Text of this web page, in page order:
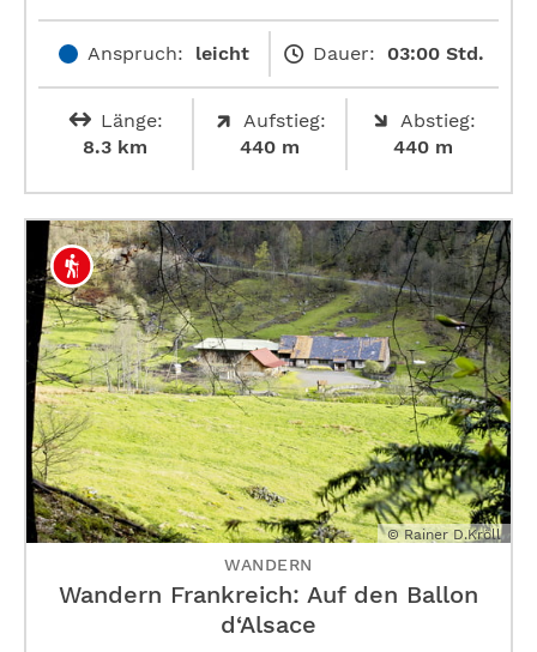
Anspruch: leicht Dauer: 03:00 Std.
Länge:
8.3 km
Aufstieg:
440 m
Abstieg:
440 m
© Rainer D.Kröll
WANDERN
Wandern Frankreich: Auf den Ballon
d‘Alsace